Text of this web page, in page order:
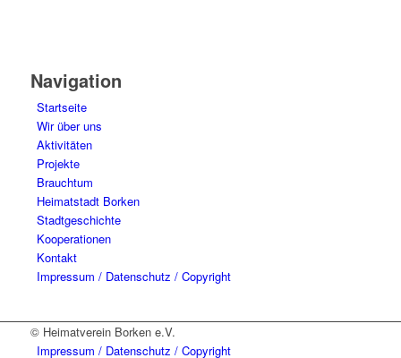
Navigation
Startseite
Wir über uns
Aktivitäten
Projekte
Brauchtum
Heimatstadt Borken
Stadtgeschichte
Kooperationen
Kontakt
Impressum / Datenschutz / Copyright
© Heimatverein Borken e.V.
Impressum / Datenschutz / Copyright